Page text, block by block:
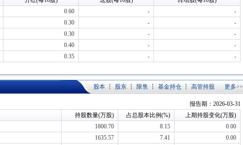
0.60 -
-
0.30 -
-
0.30 -
-
0.40 -
-
0.35 - -
股本 股东 限售 基金持仓 高管持股 更多>>
报告期：2026-03-31
持股数量(万股) 占总股本比例(%)
上期持股变化(万股)
1800.70 8.15
0.00
1635.57 7.41
0.00